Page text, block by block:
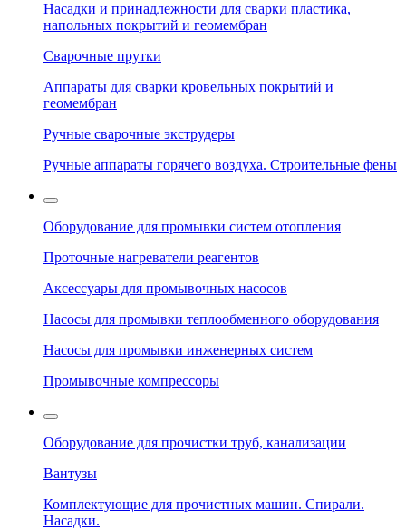
Насадки и принадлежности для сварки пластика,
напольных покрытий и геомембран
Сварочные прутки
Аппараты для сварки кровельных покрытий и
геомембран
Ручные сварочные экструдеры
Ручные аппараты горячего воздуха. Строительные фены
Оборудование для промывки систем отопления
Проточные нагреватели реагентов
Аксессуары для промывочных насосов
Насосы для промывки теплообменного оборудования
Насосы для промывки инженерных систем
Промывочные компрессоры
Оборудование для прочистки труб, канализации
Вантузы
Комплектующие для прочистных машин. Спирали.
Насадки.